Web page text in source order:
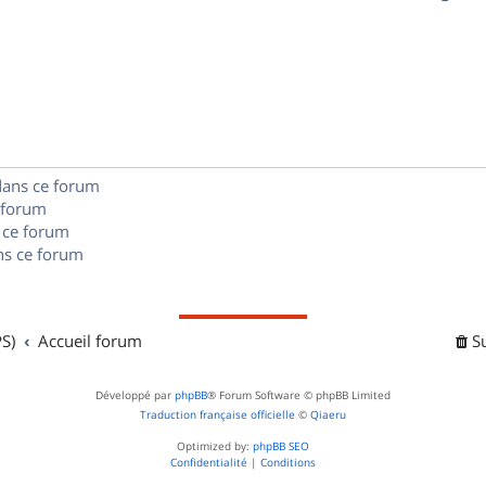
e
ce forum
forum
ce forum
Accueil forum
Développé par phpBB® Forum Software © phpBB Limited
Traduction française officielle © Qiaeru
Optimized by: phpBB SEO
Confidentialité | Conditions